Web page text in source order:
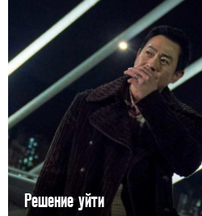
Решение уйти